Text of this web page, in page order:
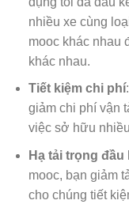
nhiều xe cùng
mooc khác nhau
khác nhau.
Tiết kiệm chi phí
giảm chi phí vận
việc sở hữu
Hạ tải trọng đầu
mooc, bạn giảm
cho chúng tiết